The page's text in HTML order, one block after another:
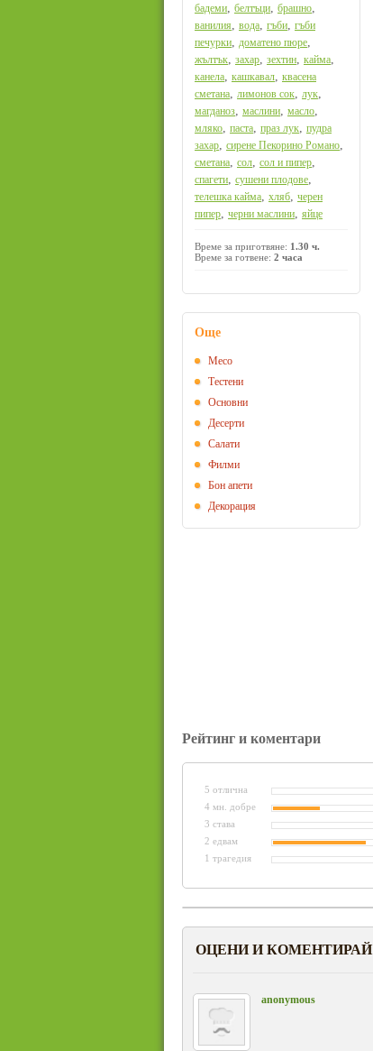
бадеми, белтъци, брашно,
ванилия, вода, гъби, гъби
печурки, доматено пюре,
жълтък, захар, зехтин, кайма,
канела, кашкавал, квасена
сметана, лимонов сок, лук,
магданоз, маслини, масло,
мляко, паста, праз лук, пудра
захар, сирене Пекорино Романо,
сметана, сол, сол и пипер,
спагети, сушени плодове,
телешка кайма, хляб, черен
пипер, черни маслини, яйце
Време за приготвяне: 1.30 ч.
Време за готвене: 2 часа
Още
Месо
Тестени
Основни
Десерти
Салати
Филми
Бон апети
Декорация
Рейтинг и коментари
5 отлична
4 мн. добре
3 става
2 едвам
1 трагедия
ОЦЕНИ И КОМЕНТИРАЙ
anonymous